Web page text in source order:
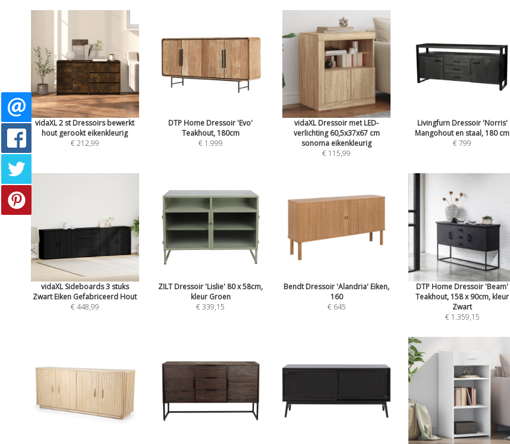
vidaXL 2 st Dressoirs bewerkt
hout gerookt eikenkleurig
€ 212,99
DTP Home Dressoir 'Evo'
Teakhout, 180cm
€ 1.999
vidaXL Dressoir met LED-
verlichting 60,5x37x67 cm
sonoma eikenkleurig
€ 115,99
Livingfurn Dressoir 'Norris'
Mangohout en staal, 180 cm
€ 799
vidaXL Sideboards 3 stuks
Zwart Eiken Gefabriceerd Hout
€ 448,99
ZILT Dressoir 'Lislie' 80 x 58cm,
kleur Groen
€ 339,15
Bendt Dressoir 'Alandria' Eiken,
160
€ 645
DTP Home Dressoir 'Beam'
Teakhout, 158 x 90cm, kleur
Zwart
€ 1.359,15